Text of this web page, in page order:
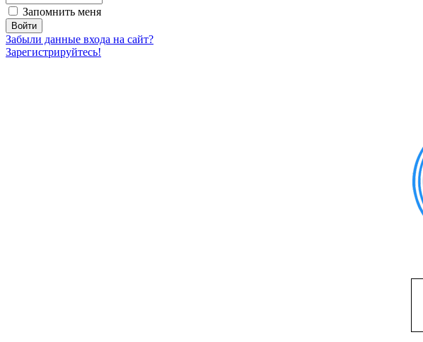
Запомнить меня
Забыли данные входа на сайт?
Зарегистрируйтесь!